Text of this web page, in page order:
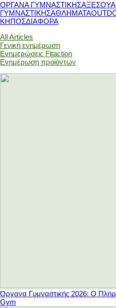
ΟΡΓΑΝΑ ΓΥΜΝΑΣΤΙΚΗΣ
ΓΥΜΝΑΣΤΙΚΗΣΑΘΛΗΜΑΤΑ
ΚΗΠΟΣΔΙΑΦΟΡΑ
All Articles
Γενική ενημέρωση
Ενημερώσεις Fitaction
Ενημέρωση προϊόντων
Όργανα Γυμναστικής 2026: Ο
Gym